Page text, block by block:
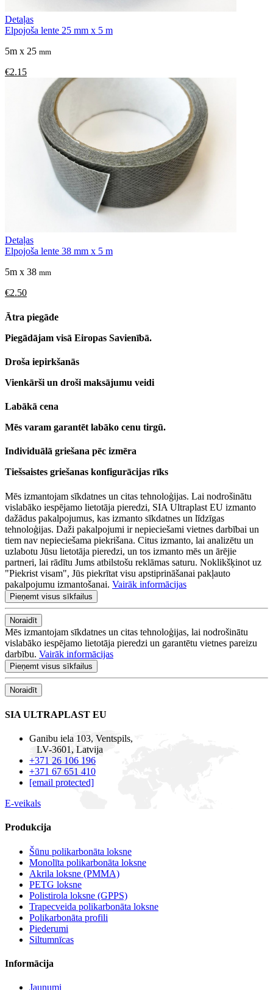
Detaļas
Elpojoša lente 25 mm x 5 m
5m x 25 mm
€2.15
Detaļas
Elpojoša lente 38 mm x 5 m
5m x 38 mm
€2.50
Ātra piegāde
Piegādājam visā Eiropas Savienībā.
Droša iepirkšanās
Vienkārši un droši maksājumu veidi
Labākā cena
Mēs varam garantēt labāko cenu tirgū.
Individuālā griešana pēc izmēra
Tiešsaistes griešanas konfigurācijas rīks
Mēs izmantojam sīkdatnes un citas tehnoloģijas. Lai nodrošinātu
vislabāko iespējamo lietotāja pieredzi, SIA Ultraplast EU izmanto
dažādus pakalpojumus, kas izmanto sīkdatnes un līdzīgas
tehnoloģijas. Daži pakalpojumi ir nepieciešami vietnes darbībai un
tiem nav nepieciešama piekrišana. Citus izmanto, lai analizētu un
uzlabotu Jūsu lietotāja pieredzi, un tos izmanto mēs un ārējie
partneri, lai rādītu Jums atbilstošu reklāmas saturu. Noklikšķinot uz
"Piekrist visam", Jūs piekrītat visu apstiprināšanai pakļauto
pakalpojumu izmantošanai. Vairāk informācijas
Pieņemt visus sīkfailus
Noraidīt
Mēs izmantojam sīkdatnes un citas tehnoloģijas, lai nodrošinātu
vislabāko iespējamo lietotāja pieredzi un garantētu vietnes pareizu
darbību. Vairāk informācijas
Pieņemt visus sīkfailus
Noraidīt
SIA ULTRAPLAST EU
Ganibu iela 103, Ventspils,
LV-3601, Latvija
+371 26 106 196
+371 67 651 410
[email protected]
E-veikals
Produkcija
Šūnu polikarbonāta loksne
Monolīta polikarbonāta loksne
Akrila loksne (PMMA)
PETG loksne
Polistirola loksne (GPPS)
Trapecveida polikarbonāta loksne
Polikarbonāta profili
Piederumi
Siltumnīcas
Informācija
Jaunumi